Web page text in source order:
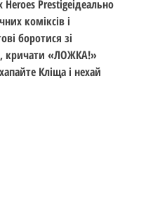
Prestigeідеально
коміксів і
боротися зі
кричати «ЛОЖКА!»
Кліща і нехай